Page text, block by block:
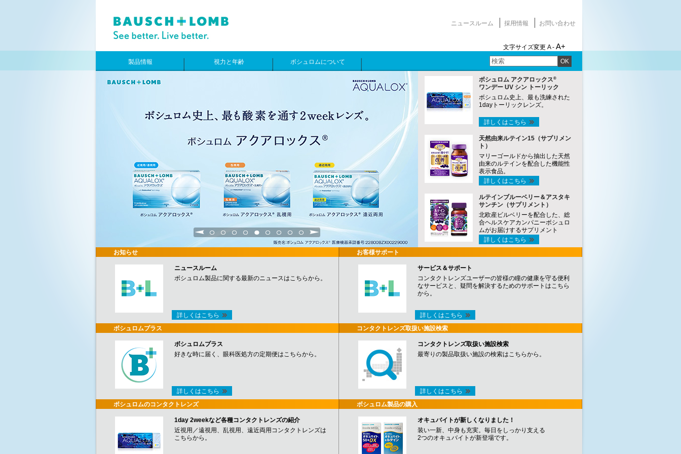
ニュースルーム 採用情報 お問い合わせ
文字サイズ変更 A - A+
OK
製品情報 視力と年齢 ボシュロムについて
1 2 3 4 5 6 7 8 9
ボシュロム アクアロックス®
ワンデー UV シン トーリック
ボシュロム史上、最も洗練された
1dayトーリックレンズ。
詳しくはこちら
天然由来ルテイン15（サプリメン
ト）
マリーゴールドから抽出した天然
由来のルテインを配合した機能性
表示食品。
詳しくはこちら
ルテインブルーベリー＆アスタキ
サンチン（サプリメント）
北欧産ビルベリーを配合した、総
合ヘルスケアカンパニーボシュロ
ムがお届けするサプリメント
詳しくはこちら
お知らせ
ニュースルーム
ボシュロム製品に関する最新のニュースはこちらから。
詳しくはこちら
ボシュロムプラス
ボシュロムプラス
好きな時に届く、眼科医処方の定期便はこちらから。
詳しくはこちら
ボシュロムのコンタクトレンズ
1day 2weekなど各種コンタクトレンズの紹介
近視用／遠視用、乱視用、遠近両用コンタクトレンズは
こちらから。
お客様サポート
サービス＆サポート
コンタクトレンズユーザーの皆様の瞳の健康を守る便利
なサービスと、疑問を解決するためのサポートはこちら
から。
詳しくはこちら
コンタクトレンズ取扱い施設検索
コンタクトレンズ取扱い施設検索
最寄りの製品取扱い施設の検索はこちらから。
詳しくはこちら
ボシュロム製品の購入
オキュバイトが新しくなりました！
装い一新、中身も充実。毎日をしっかり支える
2つのオキュバイトが新登場です。